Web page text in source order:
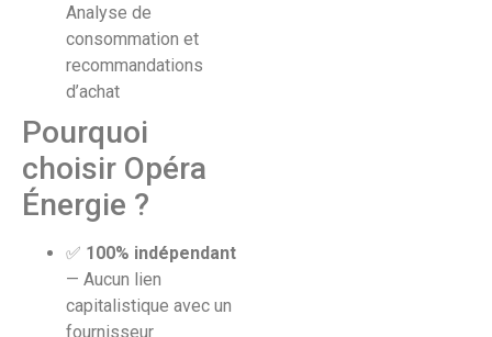
Analyse de
consommation et
recommandations
d’achat
Pourquoi
choisir Opéra
Énergie ?
✅ 100% indépendant
— Aucun lien
capitalistique avec un
fournisseur